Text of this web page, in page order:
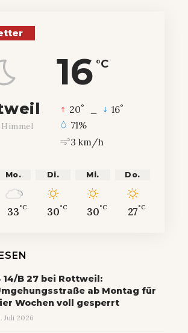
16 °C
20° 16°
71%
3 km/h
Mo.
33°C
Di.
30°C
Mi.
30°C
Do.
27°C
14/B 27 bei Rottweil:
ab Montag für
Wochen voll gesperrt
Juli 2026